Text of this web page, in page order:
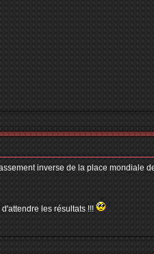
inverse de la place mondiale
les résultats !!!